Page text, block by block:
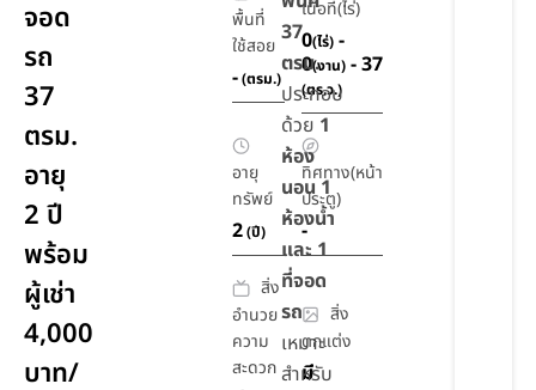
จอด
รถ
37
ตรม.
อายุ
2 ปี
พร้อม
ผู้เช่า
4,000
บาท/
พื้นที่
ใช้สอย
-(ตรม.)
เนื้อที่(ไร่)
0(ไร่) -
0(งาน) - 37
(ตร.ว.)
อายุ
ทรัพย์
2(ปี)
ทิศทาง(หน้า
ประตู)
-
สิ่ง
อำนวย
ความ
สะดวก
สิ่ง
ตกแต่ง
มี
37
ตรม.
ประกอบ
ด้วย 1
ห้อง
นอน 1
ห้องน้ำ
และ 1
ที่จอด
รถ
เหมาะ
สำหรับ